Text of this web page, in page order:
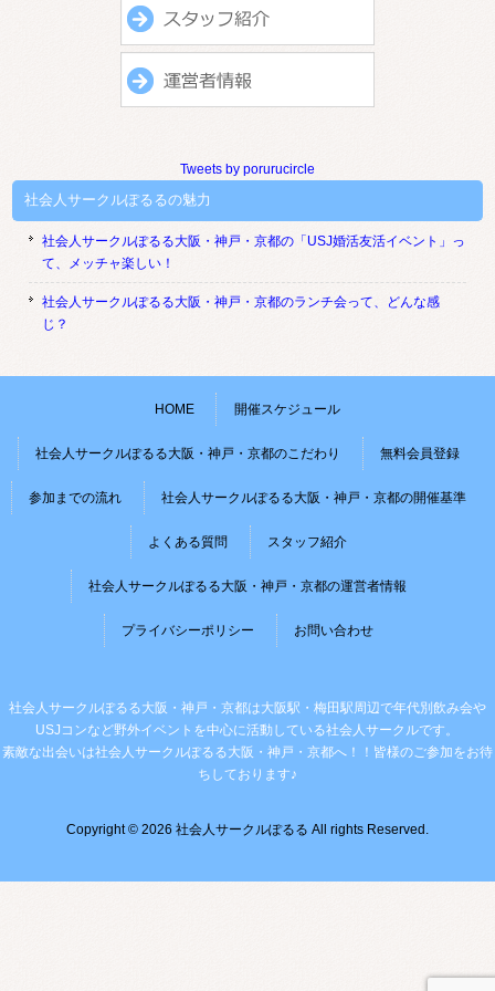
Tweets by porurucircle
社会人サークルぽるるの魅力
社会人サークルぽるる大阪・神戸・京都の「USJ婚活友活イベント」っ
て、メッチャ楽しい！
社会人サークルぽるる大阪・神戸・京都のランチ会って、どんな感
じ？
HOME 開催スケジュール
社会人サークルぽるる大阪・神戸・京都のこだわり 無料会員登録
参加までの流れ 社会人サークルぽるる大阪・神戸・京都の開催基準
よくある質問 スタッフ紹介
社会人サークルぽるる大阪・神戸・京都の運営者情報
プライバシーポリシー お問い合わせ
社会人サークルぽるる大阪・神戸・京都は大阪駅・梅田駅周辺で年代別飲み会や
USJコンなど野外イベントを中心に活動している社会人サークルです。
素敵な出会いは社会人サークルぽるる大阪・神戸・京都へ！！皆様のご参加をお待
ちしております♪
Copyright © 2026 社会人サークルぽるる All rights Reserved.